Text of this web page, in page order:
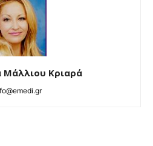
Μάλλιου Κριαρά